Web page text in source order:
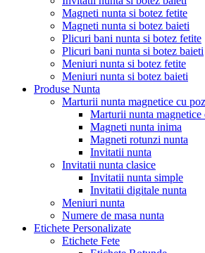
Magneti nunta si botez fetite
Magneti nunta si botez baieti
Plicuri bani nunta si botez fetite
Plicuri bani nunta si botez baieti
Meniuri nunta si botez fetite
Meniuri nunta si botez baieti
Produse Nunta
Marturii nunta magnetice cu
Marturii nunta magnetice
Magneti nunta inima
Magneti rotunzi nunta
Invitatii nunta
Invitatii nunta clasice
Invitatii nunta simple
Invitatii digitale nunta
Meniuri nunta
Numere de masa nunta
Etichete Personalizate
Etichete Fete